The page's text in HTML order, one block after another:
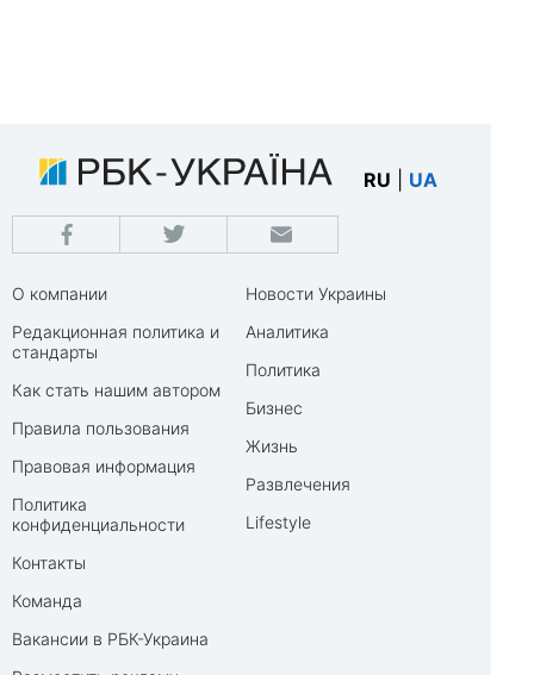
RU UA
О компании
Редакционная политика и
стандарты
Как стать нашим автором
Правила пользования
Правовая информация
Политика
конфиденциальности
Контакты
Команда
Вакансии в РБК-Украина
Новости Украины
Аналитика
Политика
Бизнес
Жизнь
Развлечения
Lifestyle